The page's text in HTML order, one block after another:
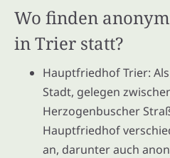
Wo finden
in Trier statt?
Hauptfriedhof Trier:
Stadt, gelegen
Herzogenbuscher
Hauptfriedhof
an, darunter auch